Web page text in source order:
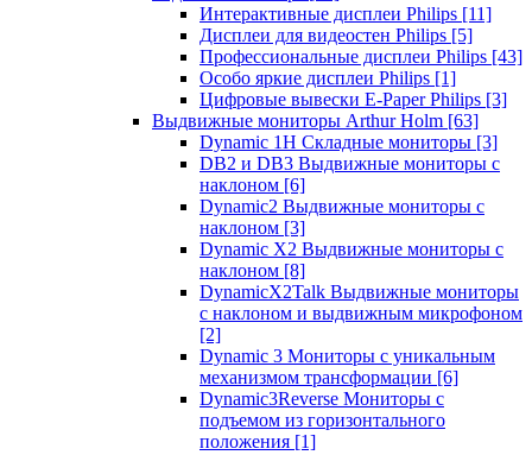
Интерактивные дисплеи Philips [11]
Дисплеи для видеостен Philips [5]
Профессиональные дисплеи Philips [43]
Особо яркие дисплеи Philips [1]
Цифровые вывески E-Paper Philips [3]
Выдвижные мониторы Arthur Holm [63]
Dynamic 1Н Складные мониторы [3]
DB2 и DB3 Выдвижные мониторы с
наклоном [6]
Dynamic2 Выдвижные мониторы с
наклоном [3]
Dynamic X2 Выдвижные мониторы с
наклоном [8]
DynamicX2Talk Выдвижные мониторы
с наклоном и выдвижным микрофоном
[2]
Dynamic 3 Мониторы с уникальным
механизмом трансформации [6]
Dynamic3Reverse Мониторы с
подъемом из горизонтального
положения [1]